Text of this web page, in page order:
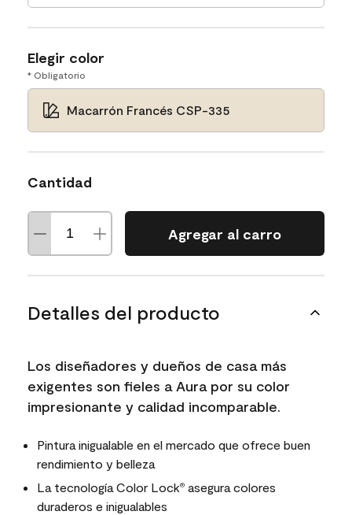
Elegir color
* Obligatorio
Macarrón Francés CSP-335
Cantidad
Agregar al carro
Detalles del producto
Los diseñadores y dueños de casa más
exigentes son fieles a Aura por su color
impresionante y calidad incomparable.
Pintura inigualable en el mercado que ofrece buen
rendimiento y belleza
La tecnología Color Lock® asegura colores
duraderos e inigualables